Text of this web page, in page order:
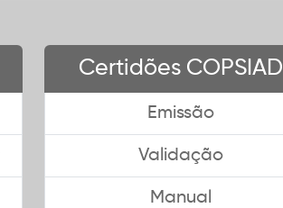
Certidões COPSIAD
Emissão
Validação
Manual